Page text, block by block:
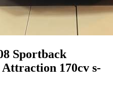
Sportback
170cv s-